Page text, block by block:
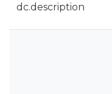
dc.description